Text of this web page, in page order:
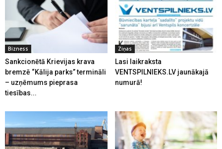
Bizness
Sankcionētā Krievijas krava
bremzē “Kālija parks” termināli
– uzņēmums pieprasa
tiesības...
Ziņas
Lasi laikraksta
VENTSPILNIEKS.LV jaunākajā
numurā!